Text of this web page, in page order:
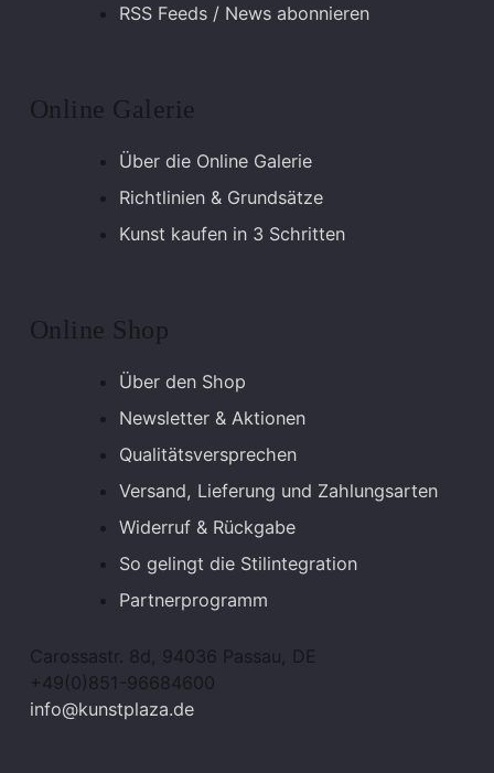
RSS Feeds / News abonnieren
Online Galerie
Über die Online Galerie
Richtlinien & Grundsätze
Kunst kaufen in 3 Schritten
Online Shop
Über den Shop
Newsletter & Aktionen
Qualitätsversprechen
Versand, Lieferung und Zahlungsarten
Widerruf & Rückgabe
So gelingt die Stilintegration
Partnerprogramm
Carossastr. 8d, 94036 Passau, DE
+49(0)851-96684600
info@kunstplaza.de